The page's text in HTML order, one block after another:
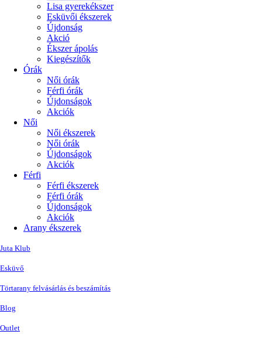
Lisa gyerekékszer
Esküvői ékszerek
Újdonság
Akció
Ékszer ápolás
Kiegészítők
Órák
Női órák
Férfi órák
Újdonságok
Akciók
Női
Női ékszerek
Női órák
Újdonságok
Akciók
Férfi
Férfi ékszerek
Férfi órák
Újdonságok
Akciók
Arany ékszerek
Juta Klub
Esküvő
Törtarany felvásárlás és beszámítás
Blog
Outlet